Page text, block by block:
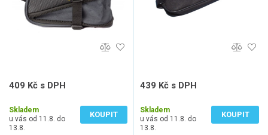
409 Kč s DPH
Skladem
u vás od 11.8. do
13.8.
KOUPIT
439 Kč s DPH
Skladem
u vás od 11.8. do
13.8.
KOUPIT